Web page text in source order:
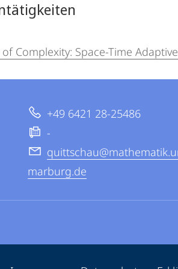
of Complexity: Space-Time
+49 6421 28-25486
-
marburg.de